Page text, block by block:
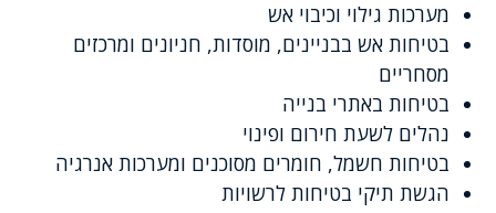
מערכות גילוי וכיבוי אש
בטיחות אש בבניינים, מוסדות, חניונים ומרכזים
מסחריים
בטיחות באתרי בנייה
נהלים לשעת חירום ופינוי
בטיחות חשמל, חומרים מסוכנים ומערכות אנרגיה
הגשת תיקי בטיחות לרשויות